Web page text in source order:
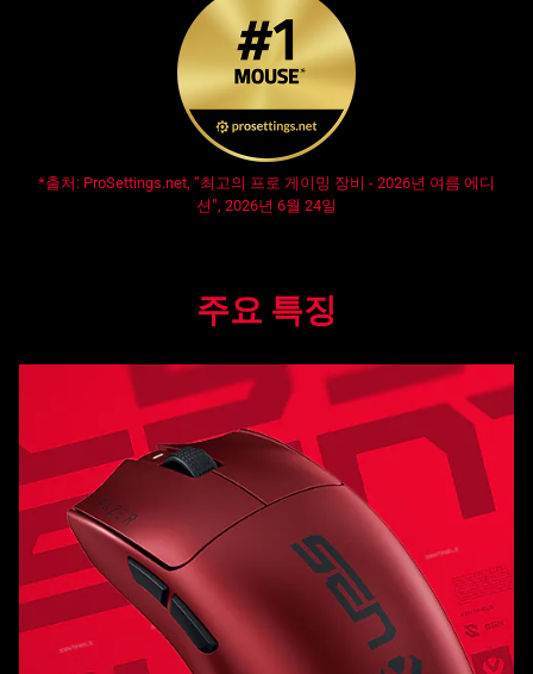
게
마
스
opens in new tab:
*출처: ProSettings.net, “최고의 프로 게이밍 장비 - 2026년 여름 에디
션”, 2026년 6월 24일
주요 특징